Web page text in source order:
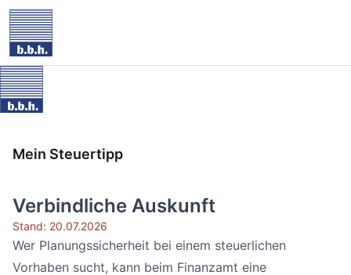
Mein Steuertipp
Verbindliche Auskunft
Stand: 20.07.2026
Wer Planungssicherheit bei einem steuerlichen
Vorhaben sucht, kann beim Finanzamt eine